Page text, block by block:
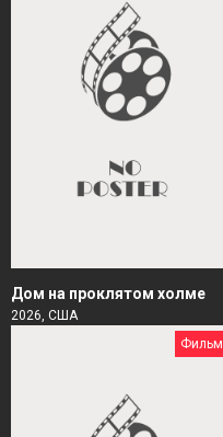
Дом на проклятом холме
2026, США
Фильм